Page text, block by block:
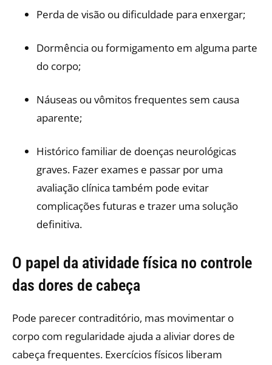
Perda de visão ou dificuldade para enxergar;
Dormência ou formigamento em alguma parte
do corpo;
Náuseas ou vômitos frequentes sem causa
aparente;
Histórico familiar de doenças neurológicas
graves. Fazer exames e passar por uma
avaliação clínica também pode evitar
complicações futuras e trazer uma solução
definitiva.
O papel da atividade física no controle
das dores de cabeça
Pode parecer contraditório, mas movimentar o
corpo com regularidade ajuda a aliviar dores de
cabeça frequentes. Exercícios físicos liberam